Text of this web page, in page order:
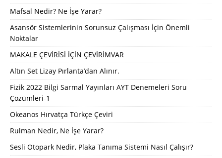
Mafsal Nedir? Ne İşe Yarar?
Asansör Sistemlerinin Sorunsuz Çalışması İçin Önemli
Noktalar
MAKALE ÇEVİRİSİ İÇİN ÇEVİRİMVAR
Altın Set Lizay Pırlanta’dan Alınır.
Fizik 2022 Bilgi Sarmal Yayınları AYT Denemeleri Soru
Çözümleri-1
Okeanos Hırvatça Türkçe Çeviri
Rulman Nedir, Ne İşe Yarar?
Sesli Otopark Nedir, Plaka Tanıma Sistemi Nasıl Çalışır?